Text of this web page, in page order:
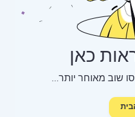
כאן
שוב מאוחר יותר...